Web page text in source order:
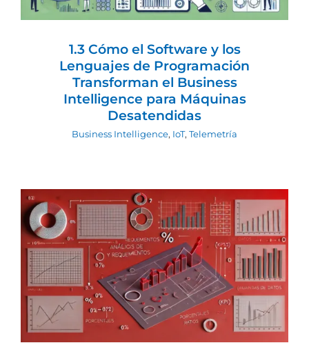
1.3 Cómo el Software y los
Lenguajes de Programación
Transforman el Business
Intelligence para Máquinas
Desatendidas
Business Intelligence, IoT, Telemetría
1.2 Business Intelligence en Máquinas
Desatendidas: El Rol de las
Matemáticas en un Sistema Ideal
Business Intelligence IoT Telemetría